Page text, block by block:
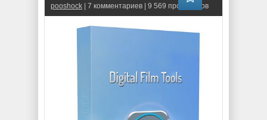
pooshock | 7 комментариев | 9 569 просмотров